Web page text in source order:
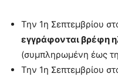
Την 1η Σεπτεμβρίου
εγγράφονται βρέφη
(συμπληρωμένη έως
Την 1η Σεπτεμβρίου